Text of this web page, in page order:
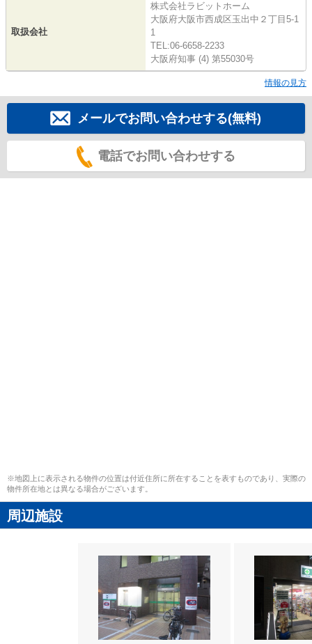
取扱会社
株式会社ラビットホーム
大阪府大阪市西成区玉出中２丁目5-1
1
TEL:06-6658-2233
大阪府知事 (4) 第55030号
情報の見方
メールでお問い合わせする(無料)
電話でお問い合わせする
※地図上に表示される物件の位置は付近住所に所在することを表すものであり、実際の
物件所在地とは異なる場合がございます。
周辺施設